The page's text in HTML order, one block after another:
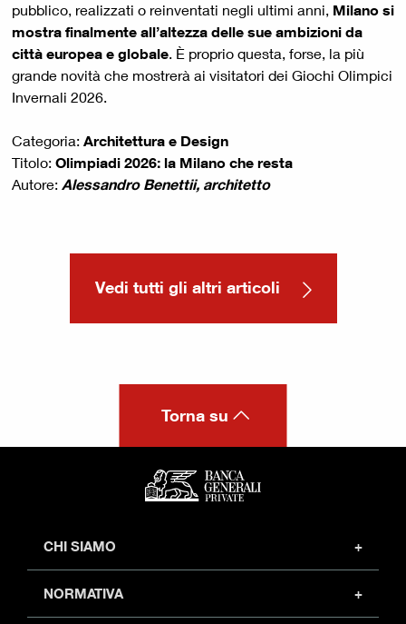
pubblico, realizzati o reinventati negli ultimi anni, Milano si
mostra finalmente all’altezza delle sue ambizioni da
città europea e globale. È proprio questa, forse, la più
grande novità che mostrerà ai visitatori dei Giochi Olimpici
Invernali 2026.
Categoria: Architettura e Design
Titolo: Olimpiadi 2026: la Milano che resta
Autore: Alessandro Benettii, architetto
Vedi tutti gli altri articoli
Torna su
CHI SIAMO
Profilo
Investor relations
NORMATIVA